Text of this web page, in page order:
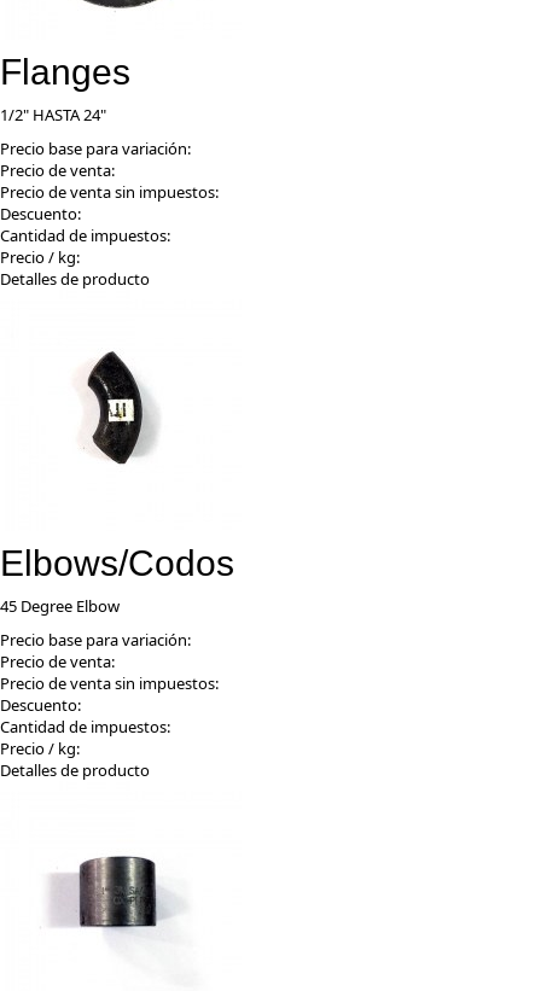
Flanges
1/2" HASTA 24"
Precio base para variación:
Precio de venta:
Precio de venta sin impuestos:
Descuento:
Cantidad de impuestos:
Precio / kg:
Detalles de producto
Elbows/Codos
45 Degree Elbow
Precio base para variación:
Precio de venta:
Precio de venta sin impuestos:
Descuento:
Cantidad de impuestos:
Precio / kg:
Detalles de producto